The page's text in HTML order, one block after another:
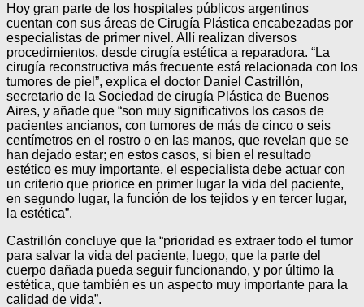
Hoy gran parte de los hospitales públicos argentinos
cuentan con sus áreas de Cirugía Plástica encabezadas por
especialistas de primer nivel. Allí realizan diversos
procedimientos, desde cirugía estética a reparadora. “La
cirugía reconstructiva más frecuente está relacionada con los
tumores de piel”, explica el doctor Daniel Castrillón,
secretario de la Sociedad de cirugía Plástica de Buenos
Aires, y añade que “son muy significativos los casos de
pacientes ancianos, con tumores de más de cinco o seis
centímetros en el rostro o en las manos, que revelan que se
han dejado estar; en estos casos, si bien el resultado
estético es muy importante, el especialista debe actuar con
un criterio que priorice en primer lugar la vida del paciente,
en segundo lugar, la función de los tejidos y en tercer lugar,
la estética”.
Castrillón concluye que la “prioridad es extraer todo el tumor
para salvar la vida del paciente, luego, que la parte del
cuerpo dañada pueda seguir funcionando, y por último la
estética, que también es un aspecto muy importante para la
calidad de vida”.